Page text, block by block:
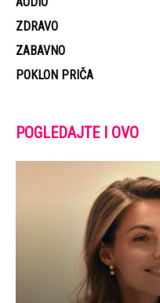
ZDRAVO
ZABAVNO
POKLON PRIČA
POGLEDAJTE I OVO